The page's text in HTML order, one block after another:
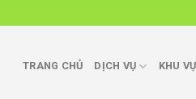
TRANG CHỦ DỊCH VỤ KHU